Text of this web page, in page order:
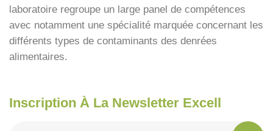
laboratoire regroupe un large panel de compétences
avec notamment une spécialité marquée concernant les
différents types de contaminants des denrées
alimentaires.
Inscription À La Newsletter Excell